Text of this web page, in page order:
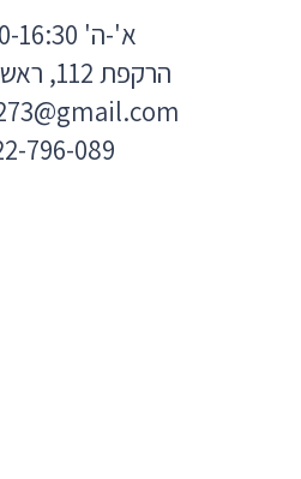
796-089
הרקפת 112, ראשל"צ
א'-ה' 08:30-16:30